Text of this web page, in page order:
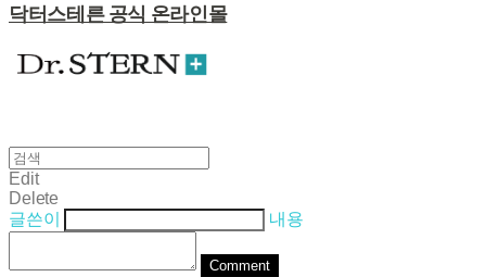
닥터스테른 공식 온라인몰
Edit
Delete
글쓴이
내용
Comment